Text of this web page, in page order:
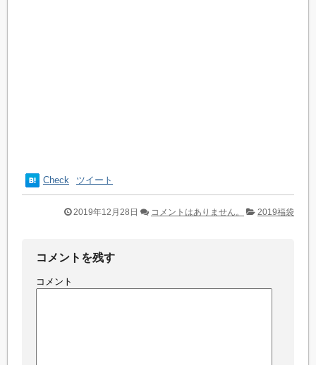
Check ツイート
2019年12月28日 コメントはありません。 2019福袋
コメントを残す
コメント